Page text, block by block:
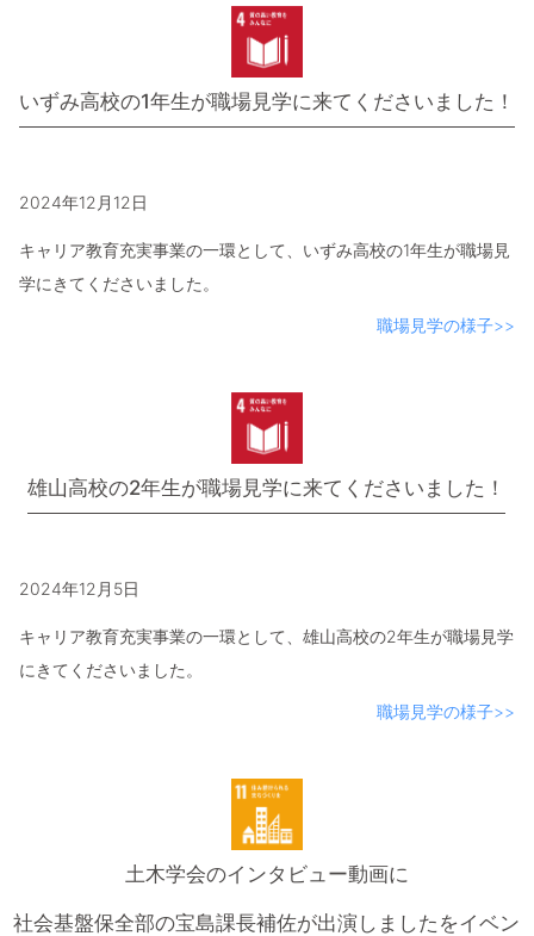
いずみ高校の1年生が職場見学に来てくださいました！
2024年12月12日
キャリア教育充実事業の一環として、いずみ高校の1年生が職場見
学にきてくださいました。
職場見学の様子>>
雄山高校の2年生が職場見学に来てくださいました！
2024年12月5日
キャリア教育充実事業の一環として、雄山高校の2年生が職場見学
にきてくださいました。
職場見学の様子>>
土木学会のインタビュー動画に
社会基盤保全部の宝島課長補佐が出演しましたをイベン